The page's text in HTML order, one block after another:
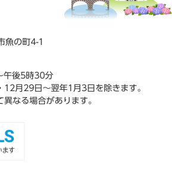
魚の町4-1
午後5時30分
月29日～翌年1月3日を除きます。
なる場合があります。